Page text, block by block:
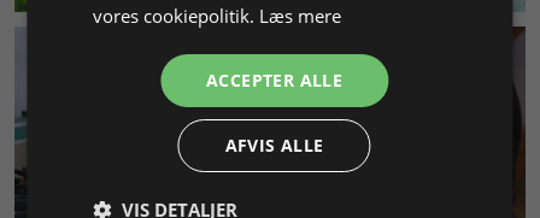
SMYKKEKURSER
vores cookiepolitik. Læs mere
ACCEPTER ALLE
AFVIS ALLE
VIS DETALJER